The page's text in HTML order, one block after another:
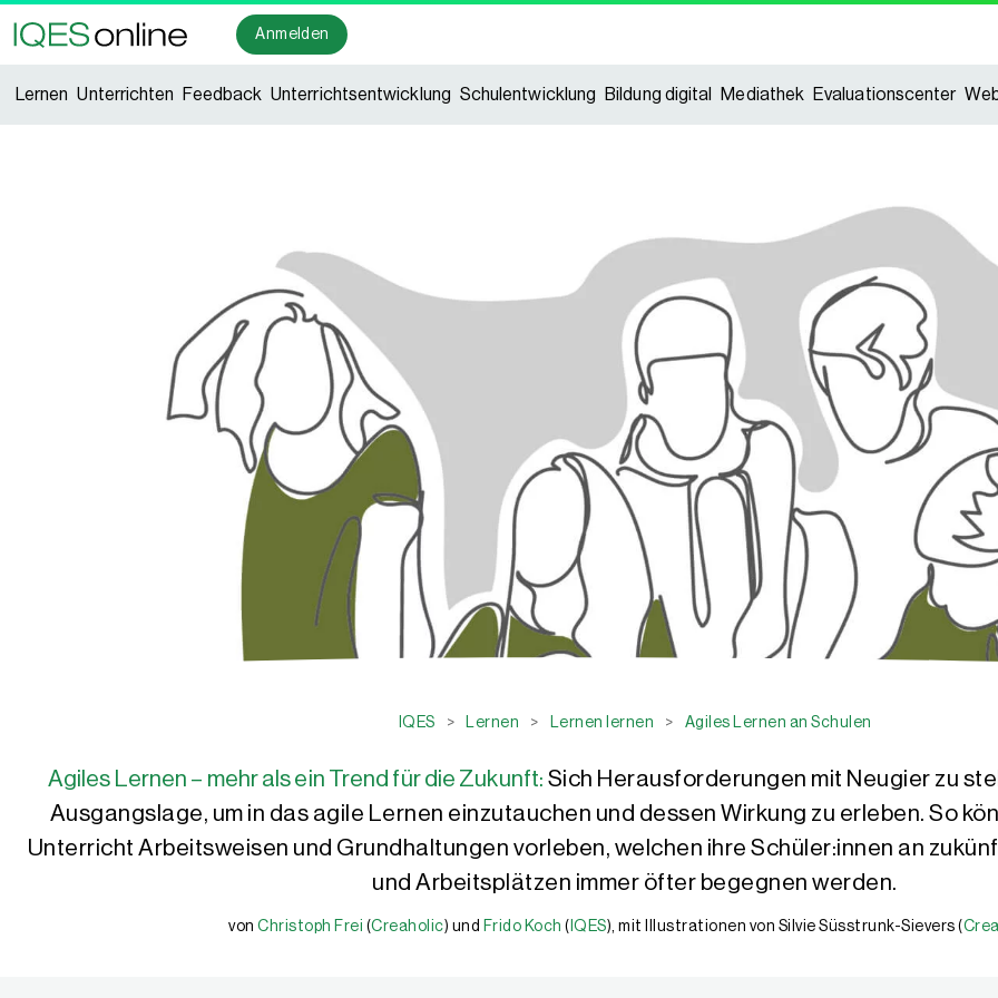
Anmelden
Lernen Unterrichten Feedback Unterrichtsentwicklung Schulentwicklung Bildung digital Mediathek Evaluationscenter
IQES > Lernen > Lernen lernen > Agiles Lernen an Schulen
Agiles Lernen – mehr als ein Trend für die Zukunft: Sich Herausforderungen mit Neugier zu
Ausgangslage, um in das agile Lernen einzutauchen und dessen Wirkung zu erleben. So
Unterricht Arbeitsweisen und Grundhaltungen vorleben, welchen ihre Schüler:innen an
und Arbeitsplätzen immer öfter begegnen werden.
vonChristoph Frei (Creaholic) und Frido Koch ( IQES), mit Illustrationen von Silvie Süsstrunk-Sievers (